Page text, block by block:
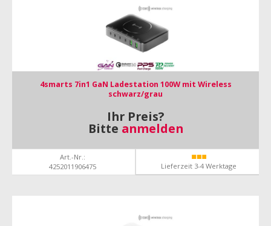
4smarts 7in1 GaN Ladestation 100W mit Wireless
schwarz/grau
Ihr Preis?
Bitte anmelden
Art.-Nr.:
4252011906475
Lieferzeit 3-4 Werktage